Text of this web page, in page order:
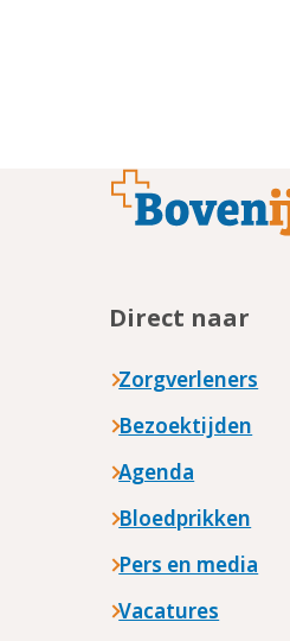
Direct naar
Zorgverleners
Bezoektijden
Agenda
Bloedprikken
Pers en media
Vacatures